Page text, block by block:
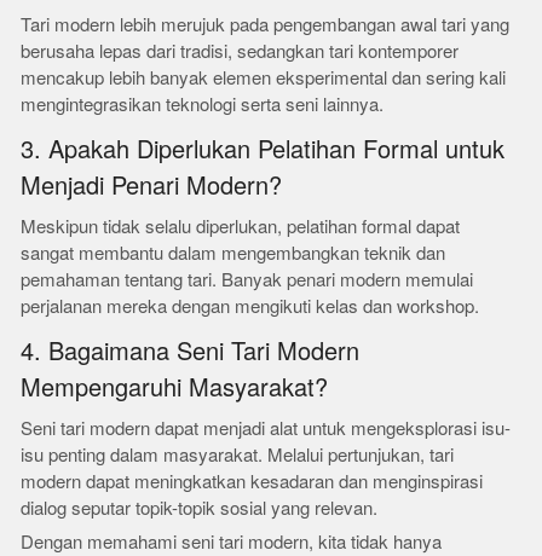
Tari modern lebih merujuk pada pengembangan awal tari yang
berusaha lepas dari tradisi, sedangkan tari kontemporer
mencakup lebih banyak elemen eksperimental dan sering kali
mengintegrasikan teknologi serta seni lainnya.
3. Apakah Diperlukan Pelatihan Formal untuk
Menjadi Penari Modern?
Meskipun tidak selalu diperlukan, pelatihan formal dapat
sangat membantu dalam mengembangkan teknik dan
pemahaman tentang tari. Banyak penari modern memulai
perjalanan mereka dengan mengikuti kelas dan workshop.
4. Bagaimana Seni Tari Modern
Mempengaruhi Masyarakat?
Seni tari modern dapat menjadi alat untuk mengeksplorasi isu-
isu penting dalam masyarakat. Melalui pertunjukan, tari
modern dapat meningkatkan kesadaran dan menginspirasi
dialog seputar topik-topik sosial yang relevan.
Dengan memahami seni tari modern, kita tidak hanya